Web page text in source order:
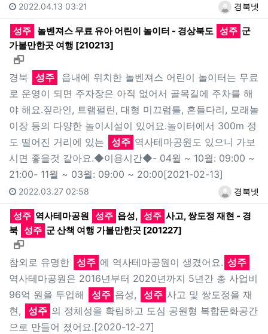
경북넷
2022.04.13 03:21
성주 놀벤져스 무료 유아 어린이 놀이터 - 경상북도 성주 군
가볼만한곳 여행 [210213]
새창으로 보기
경북 성주
읍내에 위치한 놀벤져스 어린이 놀이터는 무료
로 운영이 되면 주자장은 아직 없어서 골목길에 주차를 해
야 해요.짚라인, 트램펄린, 대형 미끄럼틀, 흔들다리, 모래놀
이장 등의 다양한 놀이시설이 있어요.놀이터에서 300m 정
도 떨어진 거리에 있는
성주 역사테마공원도 있으니 가보
시면 좋을것 같아요.◆이용시간◆- 04월 ~ 10월: 09:00 ~
21:00- 11월 ~ 03월: 09:00 ~ 20:00[2021-02-13]
경북넷
2022.03.27 02:58
성주 역사테마공원 성주 읍성, 성주 사고, 쌍도정 재현 - 경
북 성주 군 산책 여행 가볼만한곳 [201227]
새창으로 보기
참외로 유명한 성주 에 역사테마공원이 생겼어요. 성주
역사테마공원은 2016년부터 2020년까지 5년간 총 사업비
96억 원을 투입해
성주 읍성, 성주 사고 및 쌍도정을 재
현,
성주 의 정체성을 확립하고 도심 공원형 복합문화공간
으로 만들어 졌어요.[2020-12-27]